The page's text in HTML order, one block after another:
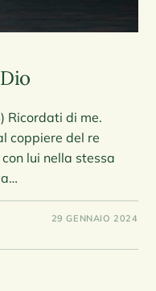
Ricordati di me.
coppiere del re
lui nella stessa
29 GENNAIO 2024